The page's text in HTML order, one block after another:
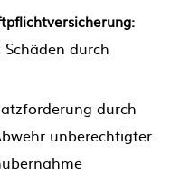
durch
durch
unberechtigter